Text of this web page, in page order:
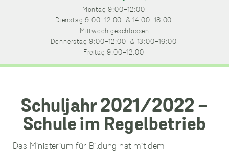
Montag 9:00-12:00
Dienstag 9:00-12:00 & 14:00-18:00
Mittwoch geschlossen
Donnerstag 9:00-12:00 & 13:00-16:00
Freitag 9:00-12:00
Das Ministerium für Bildung hat mit dem